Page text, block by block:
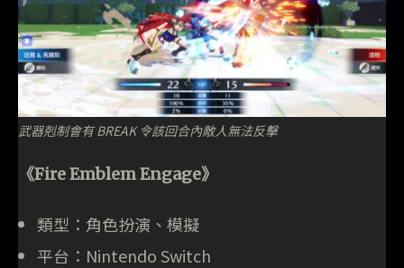
武器剋制會有 BREAK 令該回合內敵人無法反擊
《Fire Emblem Engage》
類型：角色扮演、模擬
平台：Nintendo Switch